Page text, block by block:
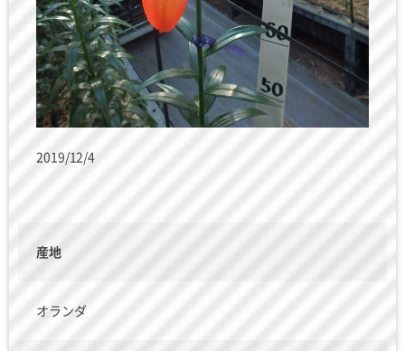
2019/12/4
産地
オランダ